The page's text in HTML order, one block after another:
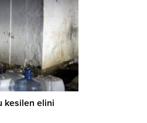
kesilen elini